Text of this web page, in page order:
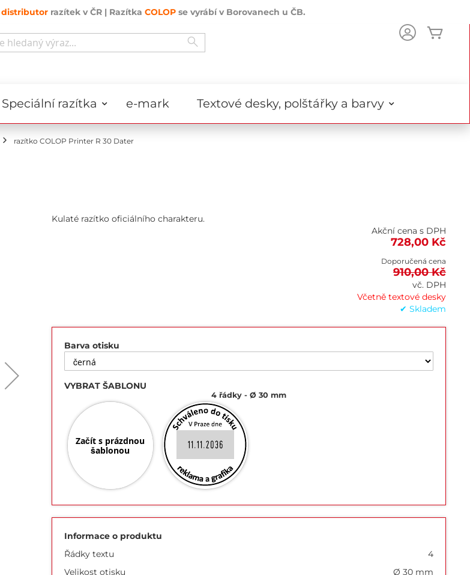
distributor razítek v ČR | Razítka COLOP se vyrábí v Borovanech u ČB.
Speciální razítka e-mark Textové desky, polštářky a barvy
razítko COLOP Printer R 30 Dater
Akční cena s DPH
728,00 Kč
Doporučená cena
910,00 Kč
vč. DPH
Včetně textové desky
✔ Skladem
Kulaté razítko oficiálního charakteru.
Barva otisku
VYBRAT ŠABLONU
4 řádky Ø 30 mm
Začít s prázdnou
šablonou
Informace o produktu
Řádky textu
4
Velikost otisku
Ø 30 mm